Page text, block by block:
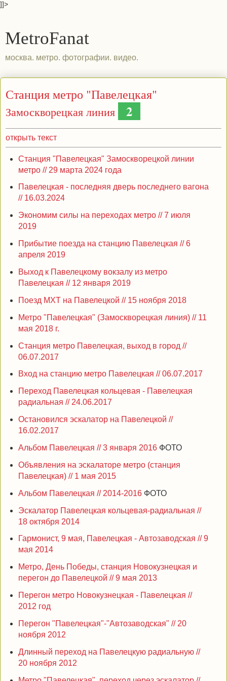
]]>
MetroFanat
москва. метро. фотографии. видео.
Станция метро "Павелецкая"
Замоскворецкая линия 2
открыть текст
Станция "Павелецкая" Замоскворецкой линии
метро // 29 марта 2024 года
Павелецкая - последняя дверь последнего вагона
// 16.03.2024
Экономим силы на переходах метро // 7 июля
2019
Прибытие поезда на станцию Павелецкая // 6
апреля 2019
Выход к Павелецкому вокзалу из метро
Павелецкая // 12 января 2019
Поезд МХТ на Павелецкой // 15 ноября 2018
Метро "Павелецкая" (Замоскворецкая линия) // 11
мая 2018 г.
Станция метро Павелецкая, выход в город //
06.07.2017
Вход на станцию метро Павелецкая // 06.07.2017
Переход Павелецкая кольцевая - Павелецкая
радиальная // 24.06.2017
Остановился эскалатор на Павелецкой //
16.02.2017
Альбом Павелецкая // 3 января 2016ФОТО
Объявления на эскалаторе метро (станция
Павелецкая) // 1 мая 2015
Альбом Павелецкая // 2014-2016ФОТО
Эскалатор Павелецкая кольцевая-радиальная //
18 октября 2014
Гармонист, 9 мая, Павелецкая - Автозаводская // 9
мая 2014
Метро, День Победы, станция Новокузнецкая и
перегон до Павелецкой // 9 мая 2013
Перегон метро Новокузнецкая - Павелецкая //
2012 год
Перегон "Павелецкая"-"Автозаводская" // 20
ноября 2012
Длинный переход на Павелецкую радиальную //
20 ноября 2012